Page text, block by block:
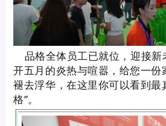
品格全体员工已就位，迎接新
开五月的炎热与喧嚣，给您一份
褪去浮华，在这里你可以看到最
格”。